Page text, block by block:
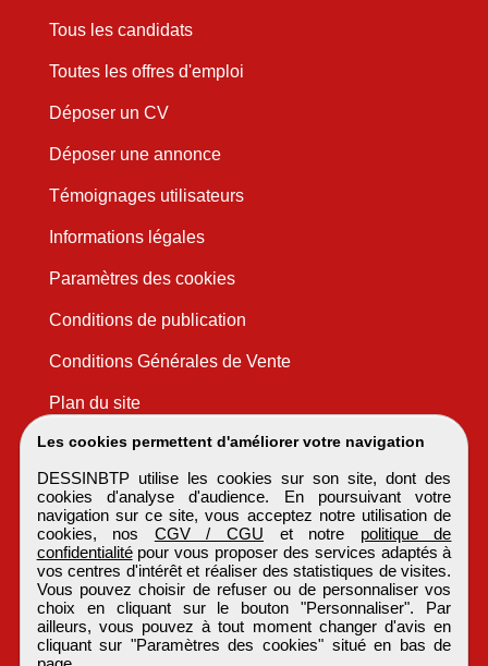
Les cookies permettent d'améliorer votre navigation
DESSINBTP utilise les cookies sur son site, dont des
cookies d'analyse d'audience. En poursuivant votre
navigation sur ce site, vous acceptez notre utilisation de
cookies, nos CGV / CGU et notre politique de
confidentialitépour vous proposer des services adaptés à
vos centres d'intérêt et réaliser des statistiques de visites.
Vous pouvez choisir de refuser ou de personnaliser vos
choix en cliquant sur le bouton "Personnaliser". Par
ailleurs, vous pouvez à tout moment changer d'avis en
cliquant sur "Paramètres des cookies" situé en bas de
Tous les candidats
Toutes les offres d'emploi
Déposer un CV
Déposer une annonce
Témoignages utilisateurs
Informations légales
Paramètres des cookies
Conditions de publication
Conditions Générales de Vente
Plan du site